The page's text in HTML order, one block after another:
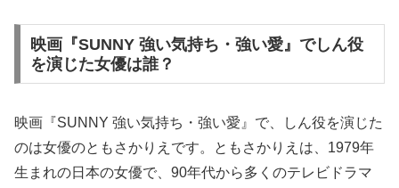
映画『SUNNY 強い気持ち・強い愛』でしん役
を演じた女優は誰？
映画『SUNNY 強い気持ち・強い愛』で、しん役を演じた
のは女優のともさかりえです。ともさかりえは、1979年
生まれの日本の女優で、90年代から多くのテレビドラマ